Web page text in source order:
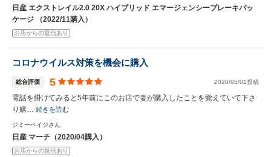
日産 エクストレイル2.0 20X ハイブリッド エマージェンシーブレーキパッ
ケージ （2022/11購入）
お店からの返信あり
コロナウイルス対策を機会に購入
総合評価 5 2020/05/01投稿
電話を掛けてみると5年前にこのお店で妻が購入したことを覚えていて下さ
り嬉… 続きを読む
ジミーペイジさん
日産 マーチ（2020/04購入）
お店からの返信あり